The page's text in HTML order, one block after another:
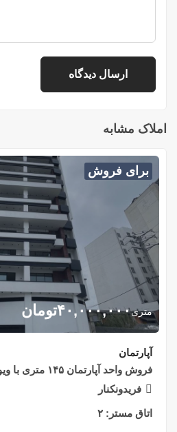
املاک مشابه
برای فروش
متری۴۰,۰۰۰,۰۰۰تومان
آپارتمان
فروش واحد آپارتمان ۱۴۵ متری با ویو رو به دریا در فریدونکنار
فریدونکنار
اتاق مستر: ۲